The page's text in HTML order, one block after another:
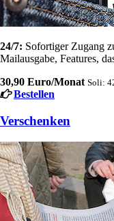
24/7: Sofortiger Zugang
Mailausgabe, Features,
30,90 Euro/Monat Soli:
Bestellen
Verschenken